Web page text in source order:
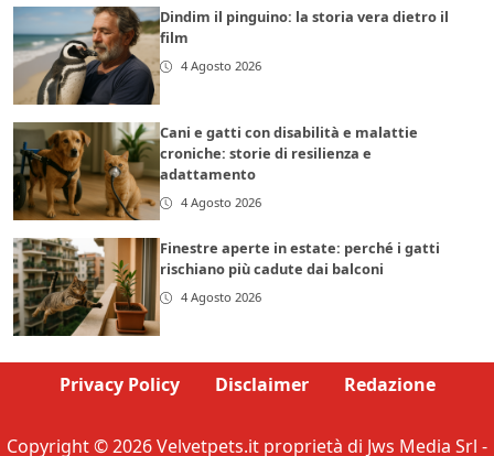
Dindim il pinguino: la storia vera dietro il
film
4 Agosto 2026
Cani e gatti con disabilità e malattie
croniche: storie di resilienza e
adattamento
4 Agosto 2026
Finestre aperte in estate: perché i gatti
rischiano più cadute dai balconi
4 Agosto 2026
Privacy Policy Disclaimer Redazione
Copyright © 2026 Velvetpets.it proprietà di Jws Media Srl -